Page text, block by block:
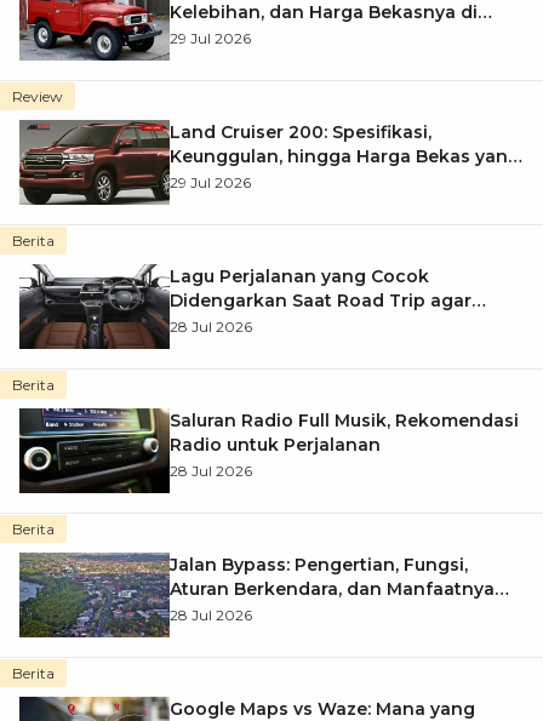
Kelebihan, dan Harga Bekasnya di
Indonesia
29 Jul 2026
Review
Land Cruiser 200: Spesifikasi,
Keunggulan, hingga Harga Bekas yang
Masih Diburu
29 Jul 2026
Berita
Lagu Perjalanan yang Cocok
Didengarkan Saat Road Trip agar
Perjalanan Makin Berkesan
28 Jul 2026
Berita
Saluran Radio Full Musik, Rekomendasi
Radio untuk Perjalanan
28 Jul 2026
Berita
Jalan Bypass: Pengertian, Fungsi,
Aturan Berkendara, dan Manfaatnya
bagi Pengguna Jalan
28 Jul 2026
Berita
Google Maps vs Waze: Mana yang